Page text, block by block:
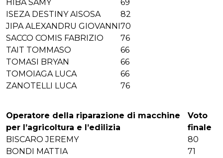
HIBA SAMY
69
ISEZA DESTINY AISOSA
82
JIPA ALEXANDRU GIOVANNI 70
SACCO COMIS FABRIZIO
76
TAIT TOMMASO
66
TOMASI BRYAN
66
TOMOIAGA LUCA
66
ZANOTELLI LUCA
76
Operatore della riparazione di macchine
per l’agricoltura e l’edilizia
Voto
finale
BISCARO JEREMY
80
BONDI MATTIA
71